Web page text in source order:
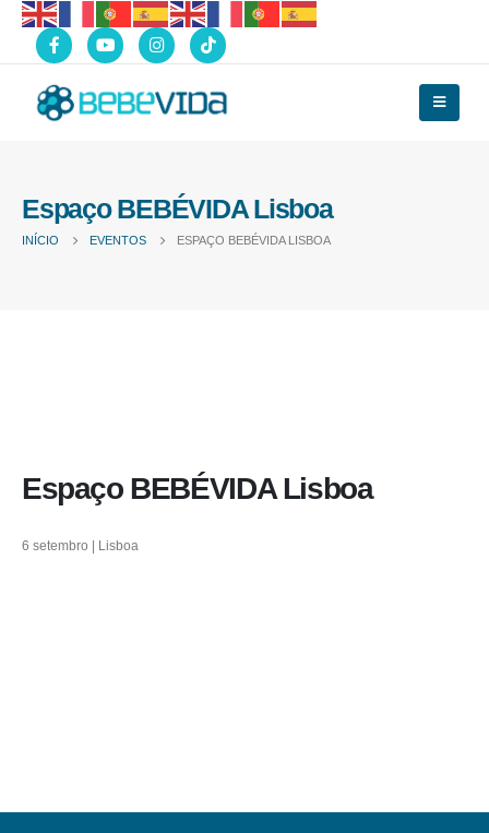
Espaço BEBÉVIDA Lisboa
INÍCIO EVENTOS ESPAÇO BEBÉVIDA LISBOA
Espaço BEBÉVIDA Lisboa
6 setembro | Lisboa